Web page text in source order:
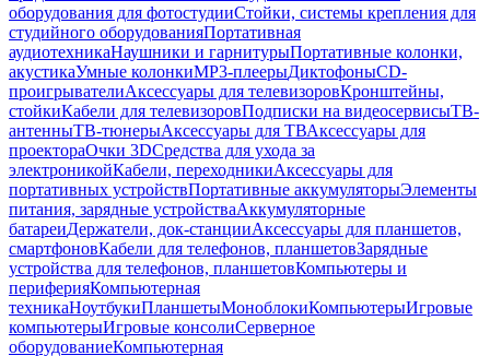
оборудования для фотостудииСтойки, системы крепления для
студийного оборудованияПортативная
аудиотехникаНаушники и гарнитурыПортативные колонки,
акустикаУмные колонкиMP3-плеерыДиктофоныCD-
проигрывателиАксессуары для телевизоровКронштейны,
стойкиКабели для телевизоровПодписки на видеосервисыТВ-
антенныТВ-тюнерыАксессуары для ТВАксессуары для
проектораОчки 3DСредства для ухода за
электроникойКабели, переходникиАксессуары для
портативных устройствПортативные аккумуляторыЭлементы
питания, зарядные устройстваАккумуляторные
батареиДержатели, док-станцииАксессуары для планшетов,
смартфоновКабели для телефонов, планшетовЗарядные
устройства для телефонов, планшетовКомпьютеры и
периферияКомпьютерная
техникаНоутбукиПланшетыМоноблокиКомпьютерыИгровые
компьютерыИгровые консолиСерверное
оборудованиеКомпьютерная